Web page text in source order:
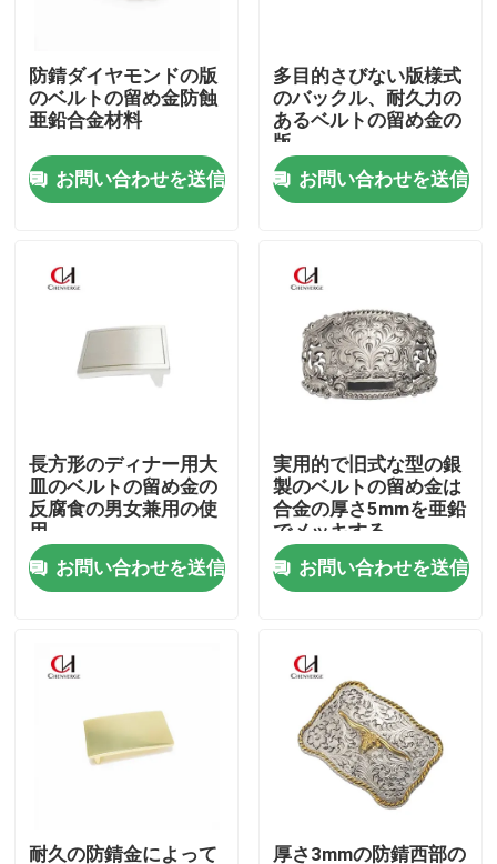
プロダクト
ビデオ
工場旅行
品質管理
引用を要求しなさい
編みこみの革ベルト
防錆ダイヤモンドの版
のベルトの留め金防蝕
亜鉛合金材料
お問い合わせを送信
多目的さびない版様式
のバックル、耐久力の
あるベルトの留め金の
版
お問い合わせを送信
長方形のディナー用大
皿のベルトの留め金の
反腐食の男女兼用の使
用
お問い合わせを送信
実用的で旧式な型の銀
製のベルトの留め金は
合金の厚さ5mmを亜鉛
でメッキする
お問い合わせを送信
耐久の防錆金によって 厚さ3mmの防錆西部の